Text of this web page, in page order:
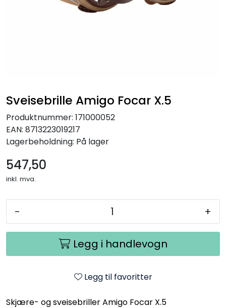
Sveisebrille Amigo Focar X.5
Produktnummer: 171000052
EAN: 8713223019217
Lagerbeholdning: På lager
547,50
inkl. mva.
- +
Legg i handlevogn
Legg til favoritter
Skjære- og sveisebriller Amigo Focar X.5